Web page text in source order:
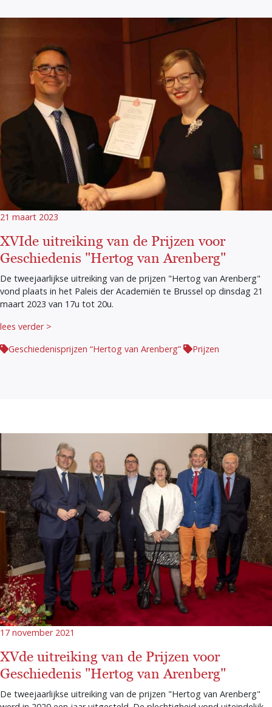
21 maart 2023
XVIde uitreiking van de Prijzen voor
Geschiedenis "Hertog van Arenberg"
De tweejaarlijkse uitreiking van de prijzen "Hertog van Arenberg"
vond plaats in het Paleis der Academiën te Brussel op dinsdag 21
maart 2023 van 17u tot 20u.
lees verder >
Geschiedenisprijzen “Hertog van Arenberg”
Prijzen
17 november 2021
XVde uitreiking van de Prijzen voor
Geschiedenis "Hertog van Arenberg"
De tweejaarlijkse uitreiking van de prijzen "Hertog van Arenberg"